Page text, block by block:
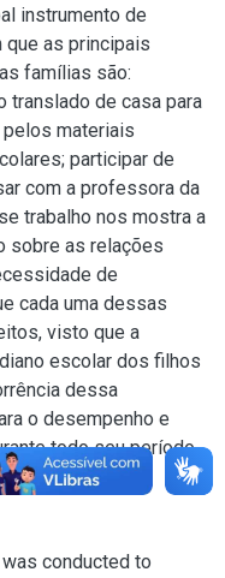
instrumento de
que as principais
famílias são:
translado de casa para
materiais
participar de
com a professora da
trabalho nos mostra a
sobre as relações
de
cada uma dessas
visto que a
escolar dos filhos
dessa
o desempenho e
todo seu período
conducted to